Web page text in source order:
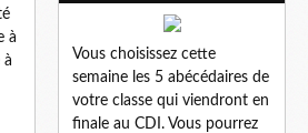
à
à
Vous choisissez cette
semaine les 5 abécédaires de
votre classe qui viendront en
finale au CDI. Vous pourrez